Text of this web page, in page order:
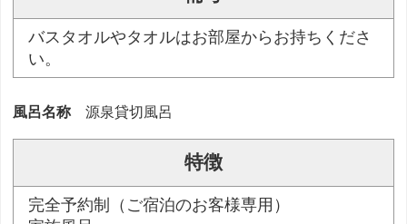
バスタオルやタオルはお部屋からお持ちくださ
い。
風呂名称 源泉貸切風呂
特徴
完全予約制（ご宿泊のお客様専用）